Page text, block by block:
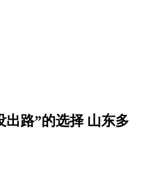
出路”的选择 山东多